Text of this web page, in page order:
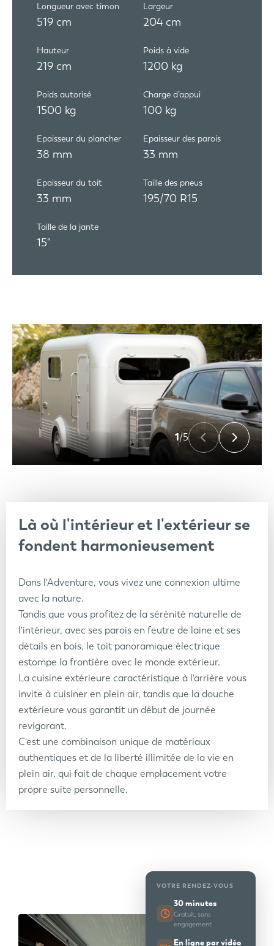
Longueur avec timon
519 cm
Largeur
204 cm
Hauteur
219 cm
Poids à vide
1200 kg
Poids autorisé
1500 kg
Charge d’appui
100 kg
Epaisseur du plancher
38 mm
Epaisseur des parois
33 mm
Epaisseur du toit
33 mm
Taille des pneus
195/70 R15
Taille de la jante
15"
1/5
Là où l'intérieur et l'extérieur se
fondent harmonieusement
Dans l'Adventure, vous vivez une connexion ultime
avec la nature.
Tandis que vous profitez de la sérénité naturelle de
l'intérieur, avec ses parois en feutre de laine et ses
détails en bois, le toit panoramique électrique
estompe la frontière avec le monde extérieur.
La cuisine extérieure caractéristique à l'arrière vous
invite à cuisiner en plein air, tandis que la douche
extérieure vous garantit un début de journée
revigorant.
C'est une combinaison unique de matériaux
authentiques et de la liberté illimitée de la vie en
plein air, qui fait de chaque emplacement votre
propre suite personnelle.
VOTRE RENDEZ-VOUS
30 minutes
Gratuit, sans
engagement
En ligne par vidéo